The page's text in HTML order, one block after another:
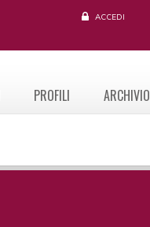
ACCEDI
PROFILI ARCHIVIO